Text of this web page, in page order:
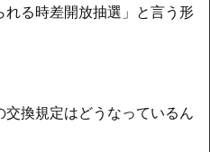
る時差開放抽選」と言う形
換規定はどうなっているん